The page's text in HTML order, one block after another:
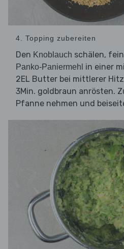
4. Topping zubereiten
Den Knoblauch schälen,
Panko-Paniermehl in einer
2EL Butter bei mittlerer
3Min. goldbraun anrösten.
Pfanne nehmen und